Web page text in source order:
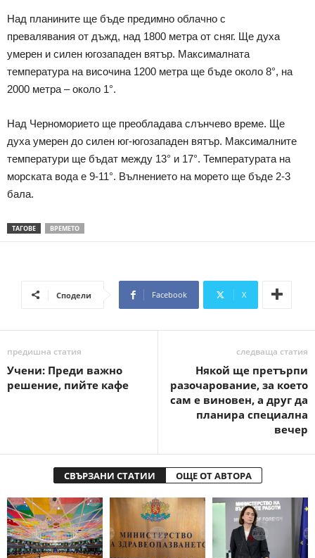
Над планините ще бъде предимно облачно с
превалявания от дъжд, над 1800 метра от сняг. Ще духа
умерен и силен югозападен вятър. Максималната
температура на височина 1200 метра ще бъде около 8°, на
2000 метра – около 1°.
Над Черноморието ще преобладава слънчево време. Ще
духа умерен до силен юг-югозападен вятър. Максималните
температури ще бъдат между 13° и 17°. Температурата на
морската вода е 9-11°. Вълнението на морето ще бъде 2-3
бала.
ТАГОВЕ ВРЕМЕТО
Сподели Facebook X
предишна статия
Учени: Преди важно
решение, пийте кафе
следваща статия
Някой ще претърпи
разочарование, за което
сам е виновен, а друг да
планира специална
вечер
СВЪРЗАНИ СТАТИИ ОЩЕ ОТ АВТОРА